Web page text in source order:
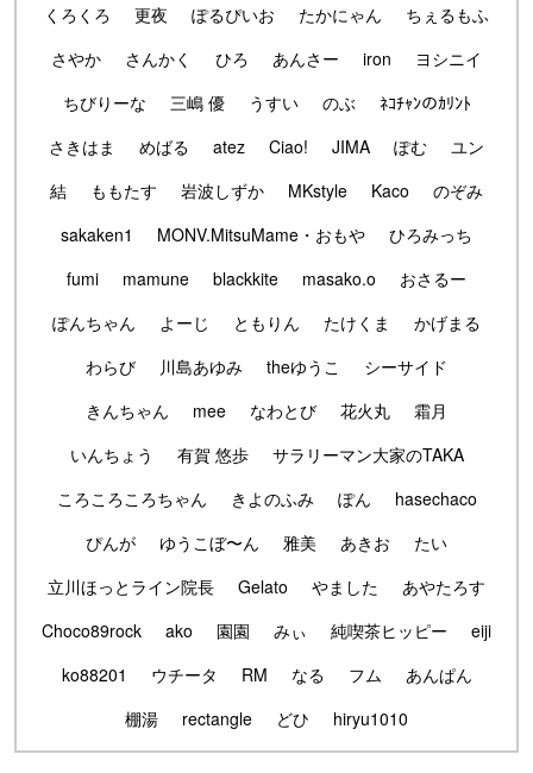
くろくろ
更夜 ぽるぴいお たかにゃん
ちぇるもふ
さやか
さんかく ひろ あんさー iron
ヨシニイ
ちびりーな
三嶋 優 うすい のぶ
ﾈｺﾁｬﾝのｶﾘﾝﾄ
さきはま
めばる atez Ciao! JIMA ぽむ
ユン
結
ももたす 岩波しずか MKstyle Kaco
のぞみ
sakaken1
MONV.MitsuMame・おもや
ひろみっち
fumi
mamune blackkite masako.o
おさるー
ぽんちゃん
よーじ ともりん たけくま
かげまる
わらび
川島あゆみ theゆうこ
シーサイド
きんちゃん
mee なわとび 花火丸
霜月
いんちょう
有賀 悠歩
サラリーマン大家のTAKA
ころころころちゃん
きよのふみ ぽん
hasechaco
ぴんが
ゆうこぼ〜ん 雅美 あきお
たい
立川ほっとライン院長
Gelato やました
あやたろす
Choco89rock
ako 園園 みぃ 純喫茶ヒッピー
eiji
ko88201
ウチータ RM なる フム
あんぱん
棚湯
rectangle どひ hiryu1010